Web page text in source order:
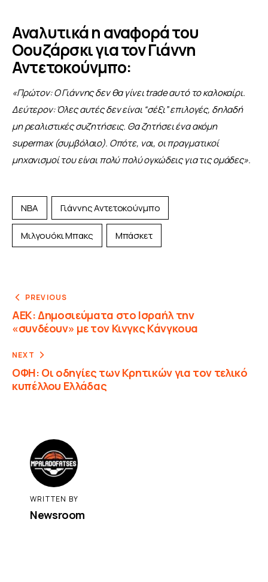
Αναλυτικά η αναφορά του
Οουζάρσκι για τον Γιάννη
Αντετοκούνμπο:
«Πρώτον: Ο Γιάννης δεν θα γίνει trade αυτό το καλοκαίρι.
Δεύτερον: Όλες αυτές δεν είναι “σέξι” επιλογές, δηλαδή
μη ρεαλιστικές συζητήσεις. Θα ζητήσει ένα ακόμη
supermax (συμβόλαιο). Οπότε, ναι, οι πραγματικοί
μηχανισμοί του είναι πολύ πολύ ογκώδεις για τις ομάδες».
NBA Γιάννης Αντετοκούνμπο
Μιλγουόκι Μπακς Μπάσκετ
PREVIOUS
ΑΕΚ: Δημοσιεύματα στο Ισραήλ την
«συνδέουν» με τον Κινγκς Κάνγκουα
NEXT
ΟΦΗ: Οι οδηγίες των Κρητικών για τον τελικό
κυπέλλου Ελλάδας
WRITTEN BY
Newsroom